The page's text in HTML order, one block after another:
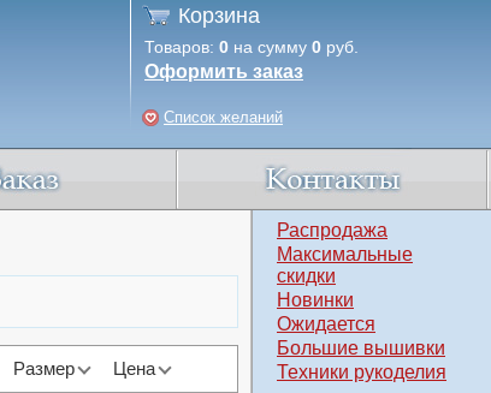
Корзина
Товаров: 0 на сумму 0 руб.
Оформить заказ
Список желаний
Размер Цена
Распродажа
Максимальные
скидки
Новинки
Ожидается
Большие вышивки
Техники рукоделия